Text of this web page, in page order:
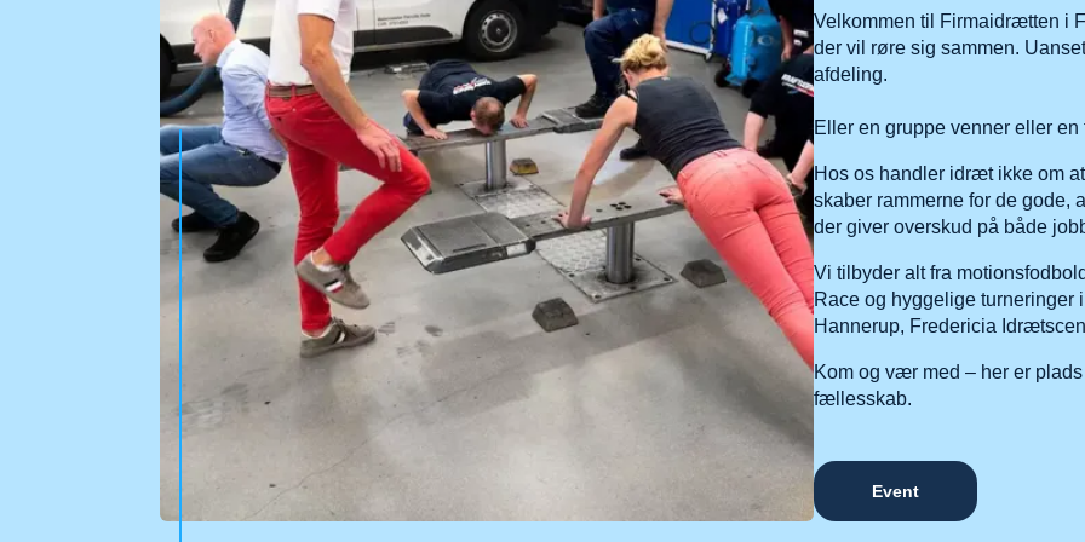
Velkommen til Firmaidrætten i
der vil røre sig sammen.
afdeling.
Eller en gruppe venner eller
Hos os handler idræt ikke om
skaber rammerne for de
der giver overskud på både
Vi tilbyder alt fra
Race og hyggelige turneringer
Hannerup, Fredericia
Kom og vær med – her er
fællesskab.
Event